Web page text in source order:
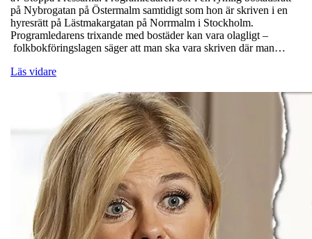
på Nybrogatan på Östermalm samtidigt som hon är skriven i en
hyresrätt på Lästmakargatan på Norrmalm i Stockholm.
Programledarens trixande med bostäder kan vara olagligt –
folkbokföringslagen säger att man ska vara skriven där man…
Läs vidare